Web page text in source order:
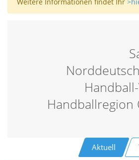
Handballregion
Aktuell